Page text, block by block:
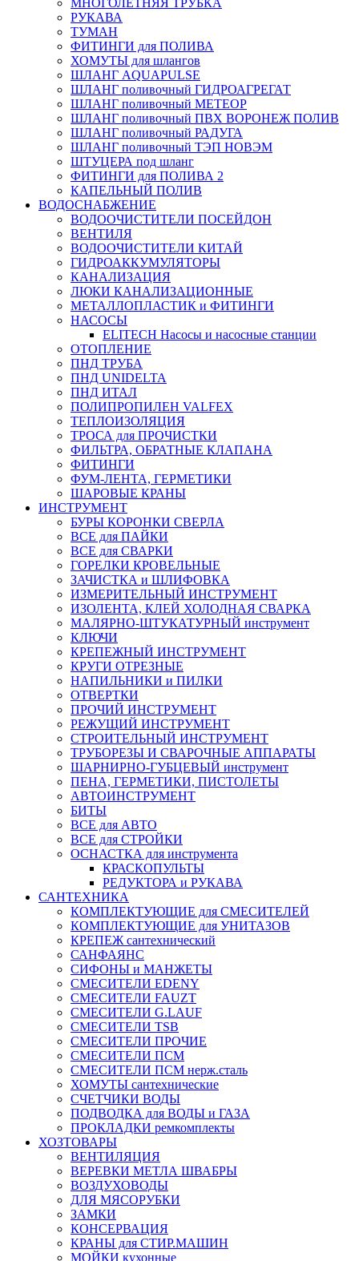
РУКАВА
ТУМАН
ФИТИНГИ для ПОЛИВА
ХОМУТЫ для шлангов
ШЛАНГ AQUAPULSE
ШЛАНГ поливочный ГИДРОАГРЕГАТ
ШЛАНГ поливочный МЕТЕОР
ШЛАНГ поливочный ПВХ ВОРОНЕЖ ПОЛИВ
ШЛАНГ поливочный РАДУГА
ШЛАНГ поливочный ТЭП НОВЭМ
ШТУЦЕРА под шланг
ФИТИНГИ для ПОЛИВА 2
КАПЕЛЬНЫЙ ПОЛИВ
ВОДОСНАБЖЕНИЕ
ВОДООЧИСТИТЕЛИ ПОСЕЙДОН
ВЕНТИЛЯ
ВОДООЧИСТИТЕЛИ КИТАЙ
ГИДРОАККУМУЛЯТОРЫ
КАНАЛИЗАЦИЯ
ЛЮКИ КАНАЛИЗАЦИОННЫЕ
МЕТАЛЛОПЛАСТИК и ФИТИНГИ
НАСОСЫ
ELITECH Насосы и насосные станции
ОТОПЛЕНИЕ
ПНД ТРУБА
ПНД UNIDELTA
ПНД ИТАЛ
ПОЛИПРОПИЛЕН VALFEX
ТЕПЛОИЗОЛЯЦИЯ
ТРОСА для ПРОЧИСТКИ
ФИЛЬТРА, ОБРАТНЫЕ КЛАПАНА
ФИТИНГИ
ФУМ-ЛЕНТА, ГЕРМЕТИКИ
ШАРОВЫЕ КРАНЫ
ИНСТРУМЕНТ
БУРЫ КОРОНКИ СВЕРЛА
ВСЕ для ПАЙКИ
ВСЕ для СВАРКИ
ГОРЕЛКИ КРОВЕЛЬНЫЕ
ЗАЧИСТКА и ШЛИФОВКА
ИЗМЕРИТЕЛЬНЫЙ ИНСТРУМЕНТ
ИЗОЛЕНТА, КЛЕЙ ХОЛОДНАЯ СВАРКА
МАЛЯРНО-ШТУКАТУРНЫЙ инструмент
КЛЮЧИ
КРЕПЕЖНЫЙ ИНСТРУМЕНТ
КРУГИ ОТРЕЗНЫЕ
НАПИЛЬНИКИ и ПИЛКИ
ОТВЕРТКИ
ПРОЧИЙ ИНСТРУМЕНТ
РЕЖУЩИЙ ИНСТРУМЕНТ
СТРОИТЕЛЬНЫЙ ИНСТРУМЕНТ
ТРУБОРЕЗЫ И СВАРОЧНЫЕ АППАРАТЫ
ШАРНИРНО-ГУБЦЕВЫЙ инструмент
ПЕНА, ГЕРМЕТИКИ, ПИСТОЛЕТЫ
АВТОИНСТРУМЕНТ
БИТЫ
ВСЕ для АВТО
ВСЕ для СТРОЙКИ
ОСНАСТКА для инструмента
КРАСКОПУЛЬТЫ
РЕДУКТОРА и РУКАВА
САНТЕХНИКА
КОМПЛЕКТУЮЩИЕ для СМЕСИТЕЛЕЙ
КОМПЛЕКТУЮЩИЕ для УНИТАЗОВ
КРЕПЕЖ сантехнический
САНФАЯНС
СИФОНЫ и МАНЖЕТЫ
СМЕСИТЕЛИ EDENY
СМЕСИТЕЛИ FAUZT
СМЕСИТЕЛИ G.LAUF
СМЕСИТЕЛИ TSB
СМЕСИТЕЛИ ПРОЧИЕ
СМЕСИТЕЛИ ПСМ
СМЕСИТЕЛИ ПСМ нерж.сталь
ХОМУТЫ сантехнические
СЧЕТЧИКИ ВОДЫ
ПОДВОДКА для ВОДЫ и ГАЗА
ПРОКЛАДКИ ремкомплекты
ХОЗТОВАРЫ
ВЕНТИЛЯЦИЯ
ВЕРЕВКИ МЕТЛА ШВАБРЫ
ВОЗДУХОВОДЫ
ДЛЯ МЯСОРУБКИ
ЗАМКИ
КОНСЕРВАЦИЯ
КРАНЫ для СТИР.МАШИН
МОЙКИ кухонные